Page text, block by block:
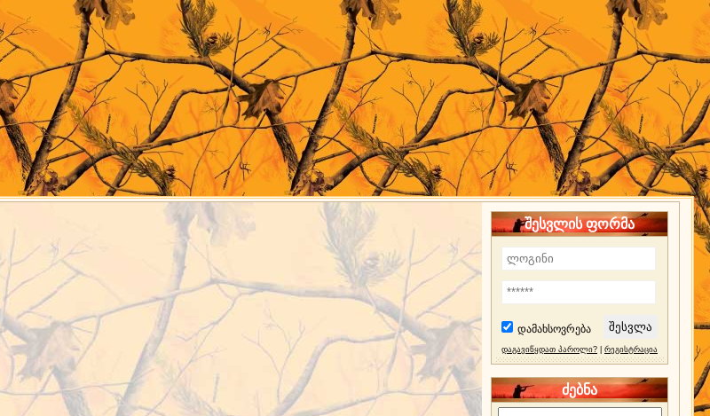
შესვლის ფორმა
დამახსოვრება
დაგავიწყდათ პაროლი? რეგისტრაცია
ძებნა